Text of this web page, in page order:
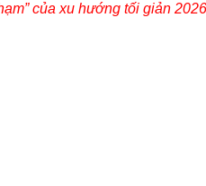
của xu hướng tối giản